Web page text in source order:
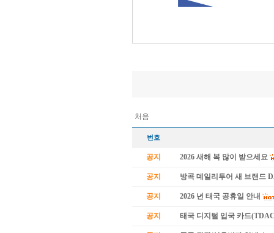
처음
번호
공지 2026 새해 복 많이 받으세요
공지 방콕 데일리투어 새 브랜드
공지 2026 년 태국 공휴일 안내
공지 태국 디지털 입국 카드